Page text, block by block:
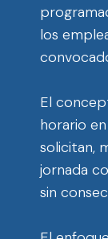
los
El
horario
solicitan,
jornada
sin